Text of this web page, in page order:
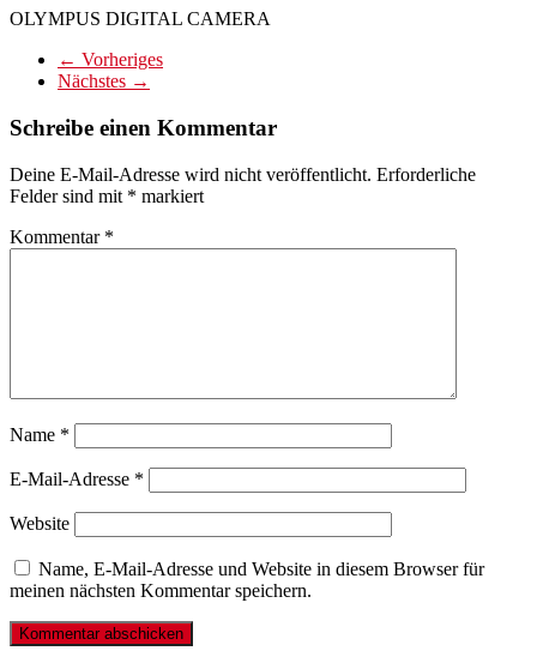
OLYMPUS DIGITAL CAMERA
← Vorheriges
Nächstes →
Schreibe einen Kommentar
Deine E-Mail-Adresse wird nicht veröffentlicht. Erforderliche
Felder sind mit * markiert
Kommentar *
Name *
E-Mail-Adresse *
Website
Name, E-Mail-Adresse und Website in diesem Browser für
meinen nächsten Kommentar speichern.